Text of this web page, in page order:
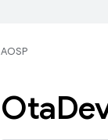
AOSP
Ota